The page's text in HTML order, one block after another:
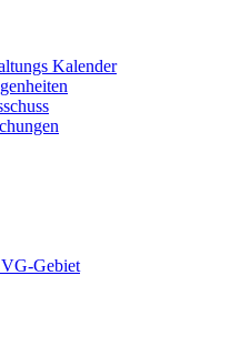
Kalender
Gebiet